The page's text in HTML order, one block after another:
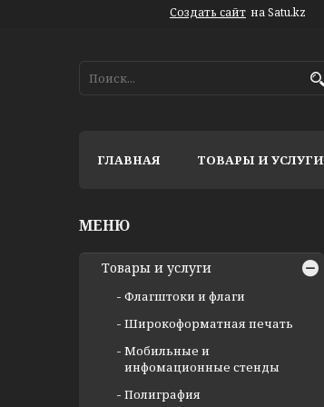
Создать сайт на Satu.kz
ГЛАВНАЯ ТОВАРЫ И УСЛУГИ
Товары и услуги
Флагштоки и флаги
Широкоформатная печать
Мобильные и
инфомационные стенды
Полиграфия